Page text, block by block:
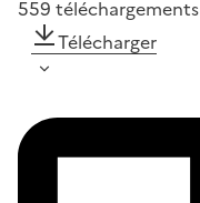
559 téléchargements
Télécharger